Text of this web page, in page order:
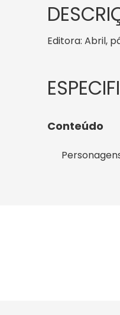
Editora: Abril,
Conteúdo